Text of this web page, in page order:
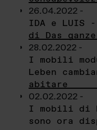
26.04.2022 -
IDA e LUIS
di Das
28.02.2022 -
I mobili
Leben
abitare
02.02.2022 -
I mobili di
sono ora